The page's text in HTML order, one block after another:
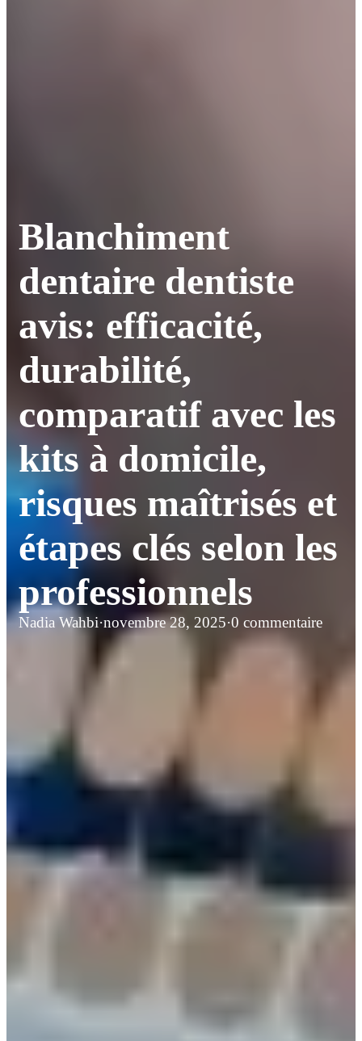
Blanchiment
dentaire dentiste
avis: efficacité,
durabilité,
comparatif avec les
kits à domicile,
risques maîtrisés et
étapes clés selon les
professionnels
Nadia Wahbi·novembre 28, 2025·0 commentaire